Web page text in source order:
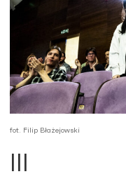
fot. Filip Błażejowski